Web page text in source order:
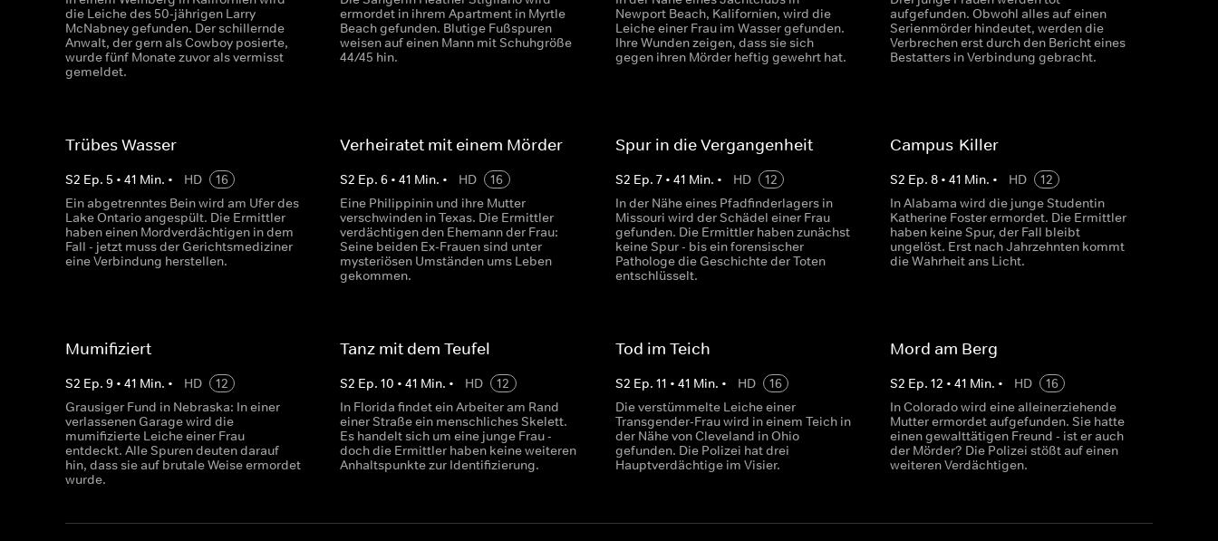
die Leiche des 50-jährigen Larry
McNabney gefunden. Der schillernde
Anwalt, der gern als Cowboy posierte,
wurde fünf Monate zuvor als vermisst
gemeldet.
ermordet in ihrem Apartment in Myrtle
Beach gefunden. Blutige Fußspuren
weisen auf einen Mann mit Schuhgröße
44/45 hin.
Newport Beach, Kalifornien, wird die
Leiche einer Frau im Wasser gefunden.
Ihre Wunden zeigen, dass sie sich
gegen ihren Mörder heftig gewehrt hat.
aufgefunden. Obwohl alles auf einen
Serienmörder hindeutet, werden die
Verbrechen erst durch den Bericht eines
Bestatters in Verbindung gebracht.
Trübes Wasser
S2 Ep. 5 • 41 Min. • HD
16
Ein abgetrenntes Bein wird am Ufer des
Lake Ontario angespült. Die Ermittler
haben einen Mordverdächtigen in dem
Fall - jetzt muss der Gerichtsmediziner
eine Verbindung herstellen.
Verheiratet mit einem Mörder
S2 Ep.6 •41 Min. • HD
16
Eine Philippinin und ihre Mutter
verschwinden in Texas. Die Ermittler
verdächtigen den Ehemann der Frau:
Seine beiden Ex-Frauen sind unter
mysteriösen Umständen ums Leben
gekommen.
Spur in die Vergangenheit
S2 Ep. 7• 41 Min. • HD
12
In der Nähe eines Pfadfinderlagers in
Missouri wird der Schädel einer Frau
gefunden. Die Ermittler haben zunächst
keine Spur - bis ein forensischer
Pathologe die Geschichte der Toten
entschlüsselt.
Campus-Killer
S2 Ep. 8• 41 Min. • HD
12
In Alabama wird die junge Studentin
Katherine Foster ermordet. Die Ermittler
haben keine Spur, der Fall bleibt
ungelöst. Erst nach Jahrzehnten kommt
die Wahrheit ans Licht.
Mumifiziert
S2 Ep. 9 • 41 Min. • HD
12
Grausiger Fund in Nebraska: In einer
verlassenen Garage wird die
mumifizierte Leiche einer Frau
entdeckt. Alle Spuren deuten darauf
hin, dass sie auf brutale Weise ermordet
wurde.
Tanz mit dem Teufel
S2 Ep.10 •41 Min. • HD
12
In Florida findet ein Arbeiter am Rand
einer Straße ein menschliches Skelett.
Es handelt sich um eine junge Frau -
doch die Ermittler haben keine weiteren
Anhaltspunkte zur Identifizierung.
Tod im Teich
S2 Ep. 11 • 41 Min. • HD
16
Die verstümmelte Leiche einer
Transgender-Frau wird in einem Teich in
der Nähe von Cleveland in Ohio
gefunden. Die Polizei hat drei
Hauptverdächtige im Visier.
Mord am Berg
S2 Ep. 12 • 41 Min. • HD
16
In Colorado wird eine alleinerziehende
Mutter ermordet aufgefunden. Sie hatte
einen gewalttätigen Freund - ist er auch
der Mörder? Die Polizei stößt auf einen
weiteren Verdächtigen.